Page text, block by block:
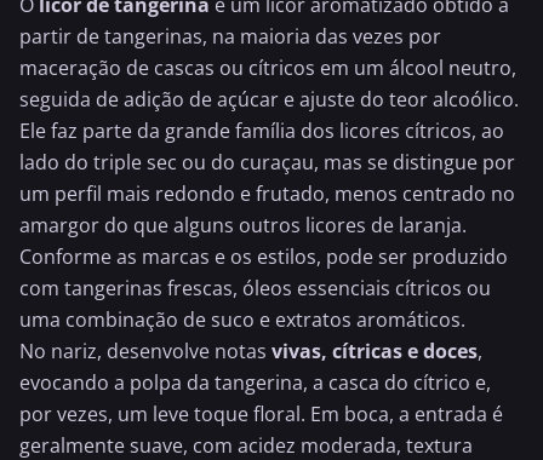
partir detangerinas, na maioria das vezes por
maceração de cascas ou cítricos em um álcool neutro,
seguida de adição de açúcar e ajuste do teor alcoólico.
Ele faz parte da grande família dos licores cítricos, ao
lado do triple sec ou do curaçau, mas se distingue por
um perfil mais redondo e frutado, menos centrado no
amargor do que alguns outros licores de laranja.
Conforme as marcas e os estilos, pode ser produzido
com tangerinas frescas, óleos essenciais cítricos ou
uma combinação de suco e extratos aromáticos.
No nariz, desenvolve notas vivas, cítricas e doces,
evocando a polpa da tangerina, a casca do cítrico e,
por vezes, um leve toque floral. Em boca, a entrada é
geralmente suave, com acidez moderada, textura